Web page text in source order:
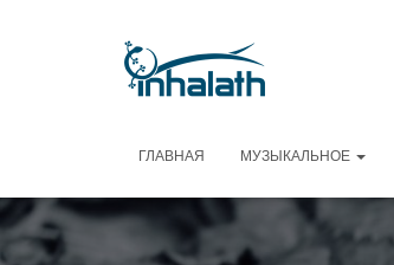
ГЛАВНАЯ МУЗЫКАЛЬНОЕ